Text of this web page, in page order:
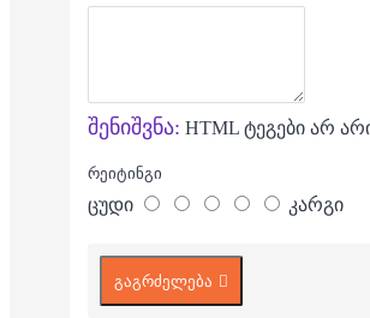
შენიშვნა: HTML ტეგები არ
რეიტინგი
ცუდი კარგი
გაგრძელება